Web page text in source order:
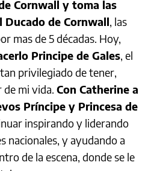
Cornwall y toma las
Ducado de Cornwall, las
mas de 5 décadas. Hoy,
Principe de Gales, el
privilegiado de tener,
mi vida. Con Catherine a
Príncipe y Princesa de
inspirando y liderando
nacionales, y ayudando a
de la escena, donde se le